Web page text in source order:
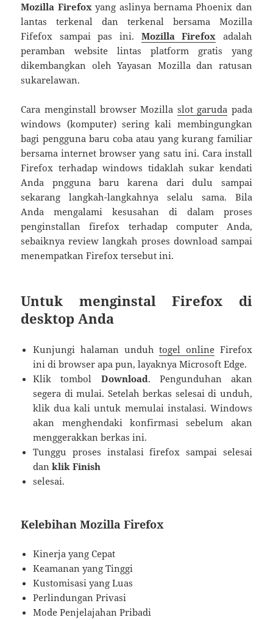
Mozilla Firefoxyang aslinya bernama Phoenix dan
lantas terkenal dan terkenal bersama Mozilla
Fifefox sampai pas ini. Mozilla Firefox adalah
peramban website lintas platform gratis yang
dikembangkan oleh Yayasan Mozilla dan ratusan
sukarelawan.
Cara menginstall browser Mozilla slot garuda pada
windows (komputer) sering kali membingungkan
bagi pengguna baru coba atau yang kurang familiar
bersama internet browser yang satu ini. Cara install
Firefox terhadap windows tidaklah sukar kendati
Anda pngguna baru karena dari dulu sampai
sekarang langkah-langkahnya selalu sama. Bila
Anda mengalami kesusahan di dalam proses
penginstallan firefox terhadap computer Anda,
sebaiknya review langkah proses download sampai
menempatkan Firefox tersebut ini.
Untuk menginstal Firefox di
desktop Anda
Kunjungi halaman unduhtogel onlineFirefox
ini di browser apa pun, layaknya Microsoft Edge.
Klik tombol Download. Pengunduhan akan
segera di mulai. Setelah berkas selesai di unduh,
klik dua kali untuk memulai instalasi. Windows
akan menghendaki konfirmasi sebelum akan
menggerakkan berkas ini.
Tunggu proses instalasi firefox sampai selesai
danklik Finish
selesai.
Kelebihan Mozilla Firefox
Kinerja yang Cepat
Keamanan yang Tinggi
Kustomisasi yang Luas
Perlindungan Privasi
Mode Penjelajahan Pribadi